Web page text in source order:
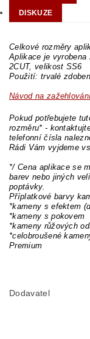
DISKUZE
Celkové rozměry
Aplikace je vyrobena
2CUT, velikost SS6
Použití: trvalé
Návod na
Pokud potřebujete
rozměru* -
telefonní čísla
Rádi Vám vyjdeme
*/ Cena aplikace se
barev nebo jiných
poptávky.
Příplatkové barvy
*kameny s efektem
*kameny s pokovem
*kameny růžových
*celobroušené
Premium
Dodavatel